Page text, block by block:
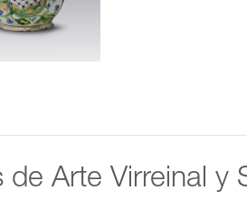
de Arte Virreinal y